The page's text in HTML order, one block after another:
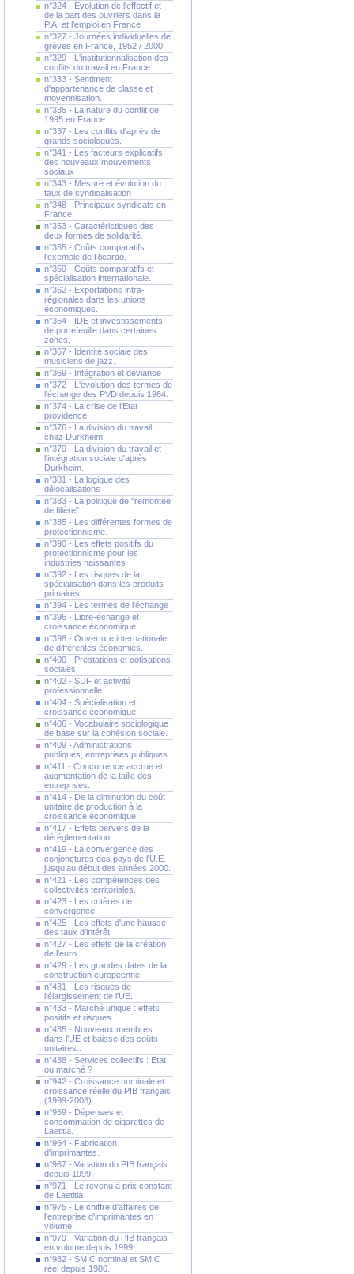
n°324 - Evolution de l'effectif et
de la part des ouvriers dans la
P.A. et l'emploi en France
n°327 - Journées individuelles de
grèves en France, 1952 / 2000
n°329 - L'institutionnalisation des
conflits du travail en France
n°333 - Sentiment
d'appartenance de classe et
moyennisation.
n°335 - La nature du conflit de
1995 en France.
n°337 - Les conflits d'après de
grands sociologues.
n°341 - Les facteurs explicatifs
des nouveaux mouvements
sociaux
n°343 - Mesure et évolution du
taux de syndicalisation
n°348 - Principaux syndicats en
France
n°353 - Caractéristiques des
deux formes de solidarité.
n°355 - Coûts comparatifs :
l'exemple de Ricardo.
n°359 - Coûts comparatifs et
spécialisation internationale.
n°362 - Exportations intra-
régionales dans les unions
économiques.
n°364 - IDE et investissements
de portefeuille dans certaines
zones.
n°367 - Identité sociale des
musiciens de jazz.
n°369 - Intégration et déviance
n°372 - L'évolution des termes de
l'échange des PVD depuis 1964.
n°374 - La crise de l'Etat
providence.
n°376 - La division du travail
chez Durkheim.
n°379 - La division du travail et
l'intégration sociale d'après
Durkheim.
n°381 - La logique des
délocalisations
n°383 - La politique de "remontée
de filière"
n°385 - Les différentes formes de
protectionnisme.
n°390 - Les effets positifs du
protectionnisme pour les
industries naissantes
n°392 - Les risques de la
spécialisation dans les produits
primaires
n°394 - Les termes de l'échange
n°396 - Libre-échange et
croissance économique
n°398 - Ouverture internationale
de différentes économies.
n°400 - Prestations et cotisations
sociales.
n°402 - SDF et activité
professionnelle
n°404 - Spécialisation et
croissance économique.
n°406 - Vocabulaire sociologique
de base sur la cohésion sociale.
n°409 - Administrations
publiques, entreprises publiques.
n°411 - Concurrence accrue et
augmentation de la taille des
entreprises.
n°414 - De la diminution du coût
unitaire de production à la
croissance économique.
n°417 - Effets pervers de la
déréglementation.
n°419 - La convergence des
conjonctures des pays de l'U.E.
jusqu'au début des années 2000.
n°421 - Les compétences des
collectivités territoriales.
n°423 - Les critères de
convergence.
n°425 - Les effets d'une hausse
des taux d'intérêt.
n°427 - Les effets de la création
de l'euro.
n°429 - Les grandes dates de la
construction européenne.
n°431 - Les risques de
l'élargissement de l'UE.
n°433 - Marché unique : effets
positifs et risques.
n°435 - Nouveaux membres
dans l'UE et baisse des coûts
unitaires..
n°438 - Services collectifs : Etat
ou marché ?
n°942 - Croissance nominale et
croissance réelle du PIB français
(1999-2008).
n°959 - Dépenses et
consommation de cigarettes de
Laetitia.
n°964 - Fabrication
d'imprimantes.
n°967 - Variation du PIB français
depuis 1999.
n°971 - Le revenu à prix constant
de Laetitia
n°975 - Le chiffre d'affaires de
l'entreprise d'imprimantes en
volume.
n°979 - Variation du PIB français
en volume depuis 1999.
n°982 - SMIC nominal et SMIC
réel depuis 1980.